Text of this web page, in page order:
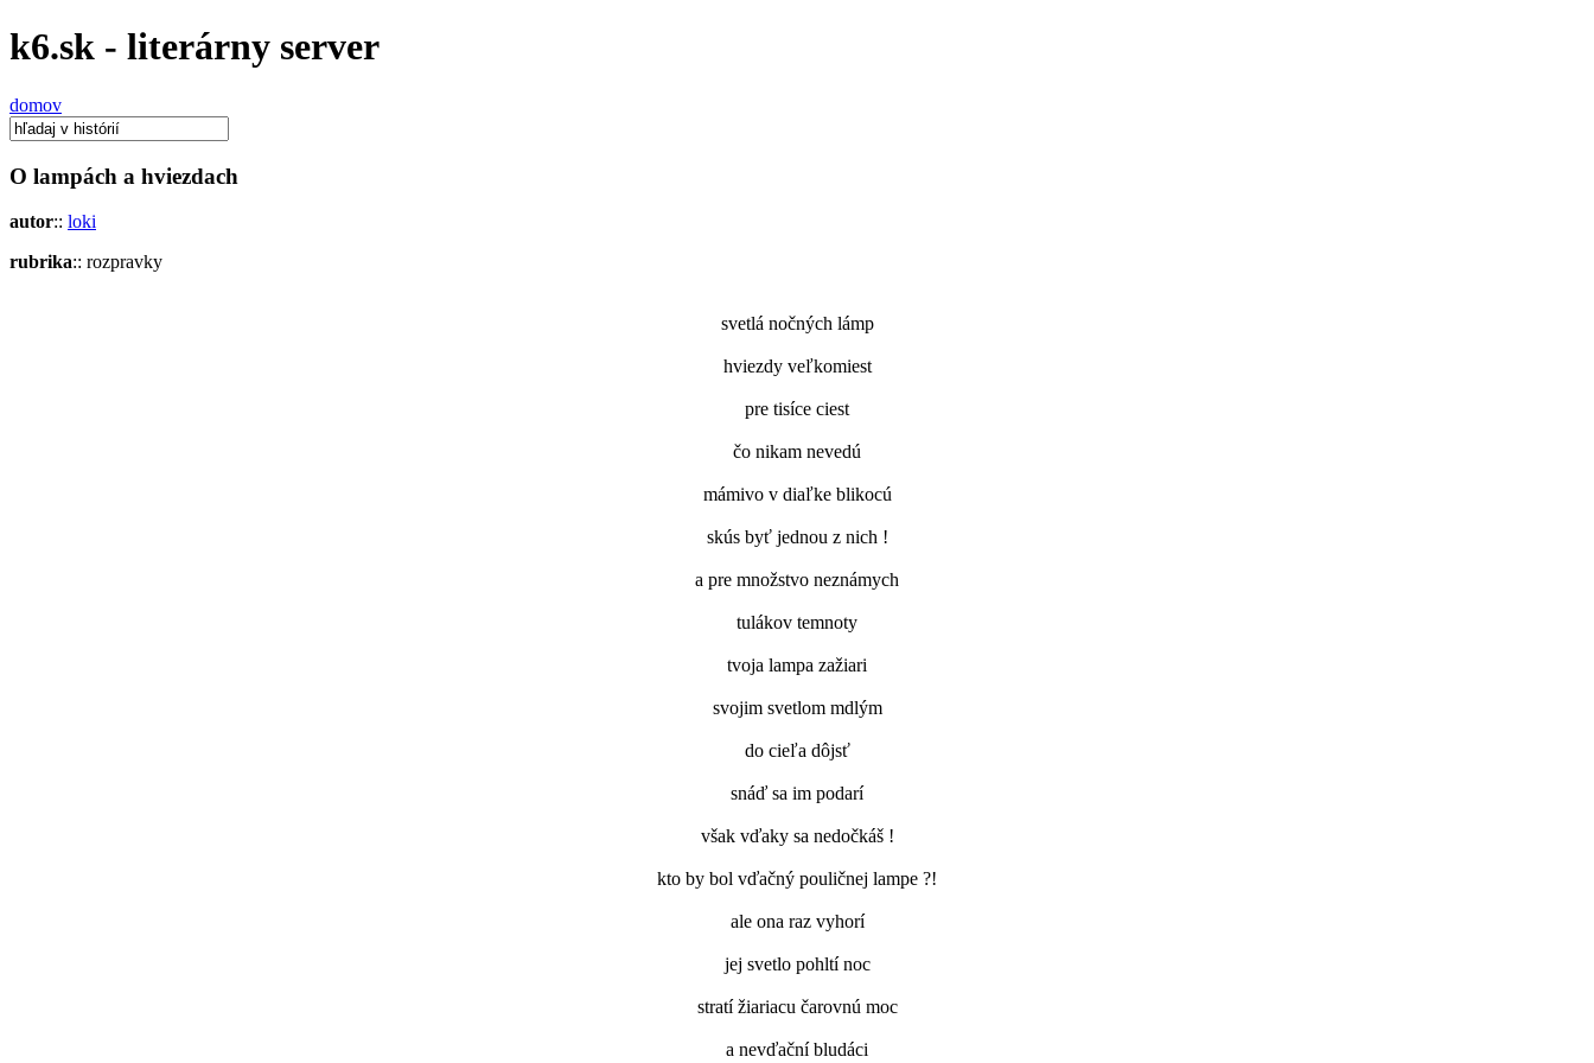
k6.sk - literárny server
domov
O lampách a hviezdach
autor:: loki
rubrika:: rozpravky
svetlá nočných lámp
hviezdy veľkomiest
pre tisíce ciest
čo nikam nevedú
mámivo v diaľke blikocú
skús byť jednou z nich !
a pre množstvo neznámych
tulákov temnoty
tvoja lampa zažiari
svojim svetlom mdlým
do cieľa dôjsť
snáď sa im podarí
však vďaky sa nedočkáš !
kto by bol vďačný pouličnej lampe ?!
ale ona raz vyhorí
jej svetlo pohltí noc
stratí žiariacu čarovnú moc
a nevďační bludáci